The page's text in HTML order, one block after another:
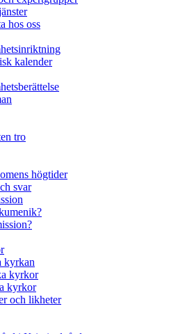
hos oss
kalender
tro
högtider
svar
kyrkan
kyrkor
kyrkor
och likheter